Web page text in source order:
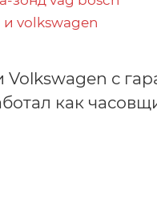
Volkswagen с
как